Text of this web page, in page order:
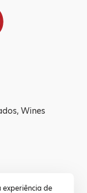
experiência de
Wines